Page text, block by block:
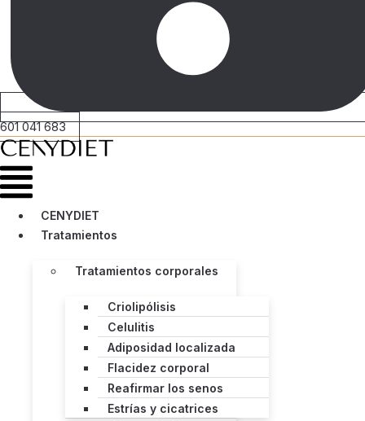
601 041 683
Menú
CENYDIET
Tratamientos
Tratamientos corporales
Criolipólisis
Celulitis
Adiposidad localizada
Flacidez corporal
Reafirmar los senos
Estrías y cicatrices